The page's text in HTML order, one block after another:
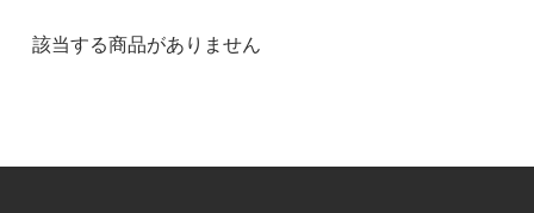
該当する商品がありません